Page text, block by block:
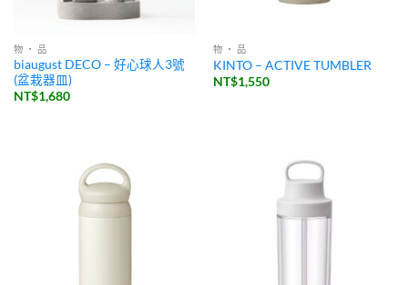
物 ・ 品
biaugust DECO – 好心球人3號
(盆栽器皿)
NT$1,680
物 ・ 品
KINTO – ACTIVE TUMBLER
NT$1,550